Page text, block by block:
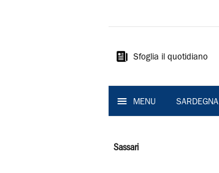
Sardegna
Sfoglia il quotidiano
MENU SARDEGNA
Sassari